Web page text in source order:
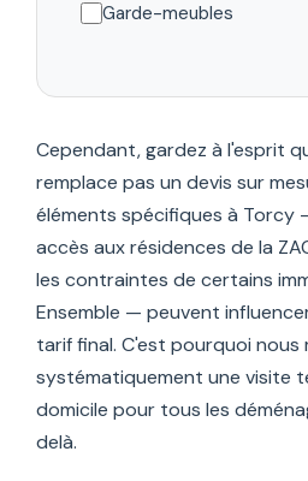
Garde-meubles
Cependant, gardez à l'esprit
remplace pas un devis sur
éléments spécifiques à Torcy
accès aux résidences de la
les contraintes de certains
Ensemble — peuvent
tarif final. C'est pourquoi nous
systématiquement une visite
domicile pour tous les
delà.